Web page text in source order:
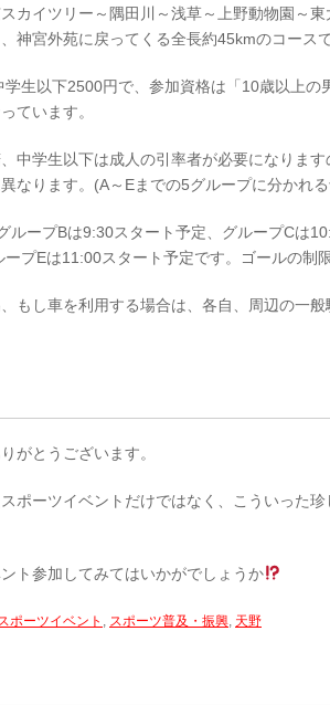
カイツリー～隅田川～浅草～上野動物園～
神宮外苑に戻ってくる全長約45kmのコースで
生以下2500円で、参加資格は「10歳以上の
ています。
中学生以下は成人の引率者が必要になります
なります。(A～Eまでの5グループに分かれ
ループBは9:30スタート予定、グループCは
プEは11:00スタート予定です。ゴールの制
もし車を利用する場合は、各自、周辺の一般
がとうございます。
ポーツイベントだけではなく、こういった
ト参加してみてはいかがでしょうか
ポーツイベント , スポーツ普及・振興, 天野